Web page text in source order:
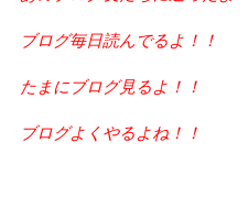
ブログ毎日読んでるよ！！
たまにブログ見るよ！！
ブログよくやるよね！！